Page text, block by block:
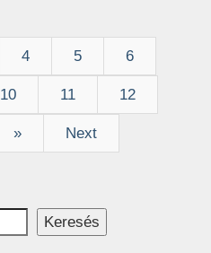
4 5 6
10 11 12
» Next
Keresés